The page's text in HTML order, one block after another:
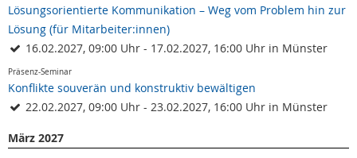
Lösungsorientierte Kommunikation – Weg vom Problem hin zur
Lösung (für Mitarbeiter:innen)
16.02.2027, 09:00 Uhr - 17.02.2027, 16:00 Uhr in Münster
Präsenz-Seminar
Konflikte souverän und konstruktiv bewältigen
22.02.2027, 09:00 Uhr - 23.02.2027, 16:00 Uhr in Münster
März 2027